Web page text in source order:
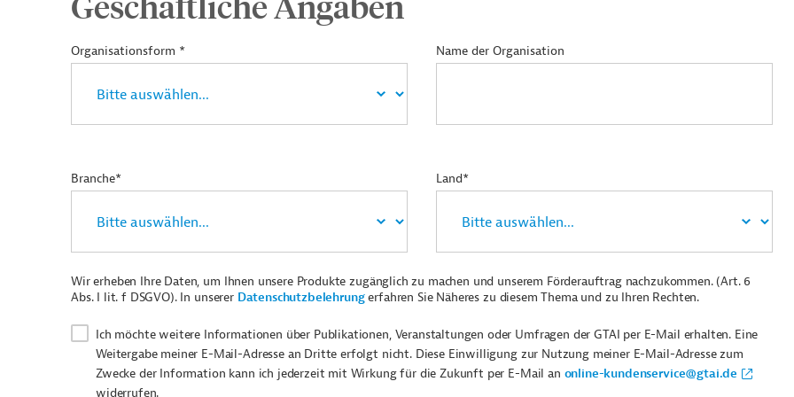
Organisationsform * Name der Organisation
Branche* Land*
Wir erheben Ihre Daten, um Ihnen unsere Produkte zugänglich zu machen und unserem Förderauftrag nachzukommen. (Art. 6
Abs. I lit. f DSGVO). In unserer Datenschutzbelehrungerfahren Sie Näheres zu diesem Thema und zu Ihren Rechten.
Ich möchte weitere Informationen über Publikationen, Veranstaltungen oder Umfragen der GTAI per E-Mail erhalten. Eine
Weitergabe meiner E-Mail-Adresse an Dritte erfolgt nicht. Diese Einwilligung zur Nutzung meiner E-Mail-Adresse zum
Zwecke der Information kann ich jederzeit mit Wirkung für die Zukunft per E-Mail an online-kundenservice@gtai.de
widerrufen.